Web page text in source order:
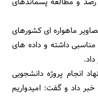
و مطالعه پسماندهای
ماهواره ای کشورهای
داشته و داده های
انجام پروژه دانشجویی
داد و گفت: امیدواریم